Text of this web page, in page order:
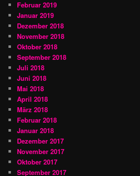
Februar 2019
Januar 2019
Dezember 2018
November 2018
Oktober 2018
September 2018
Juli 2018
Juni 2018
Mai 2018
April 2018
März 2018
Februar 2018
Januar 2018
Dezember 2017
November 2017
Oktober 2017
September 2017